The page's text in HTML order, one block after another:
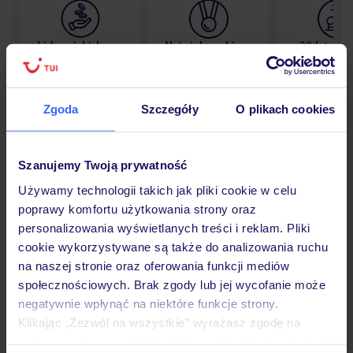
Zgoda Szczegóły O plikach cookies
Szanujemy Twoją prywatność
Używamy technologii takich jak pliki cookie w celu
poprawy komfortu użytkowania strony oraz
personalizowania wyświetlanych treści i reklam. Pliki
cookie wykorzystywane są także do analizowania ruchu
na naszej stronie oraz oferowania funkcji mediów
społecznościowych. Brak zgody lub jej wycofanie może
negatywnie wpłynąć na niektóre funkcje strony.
Klikając „Zezwól na wszystkie” wyrażasz zgodę na
Lider niskich cen
Największe biuro
30 lat w
Hotel
Opinie
Pokoje